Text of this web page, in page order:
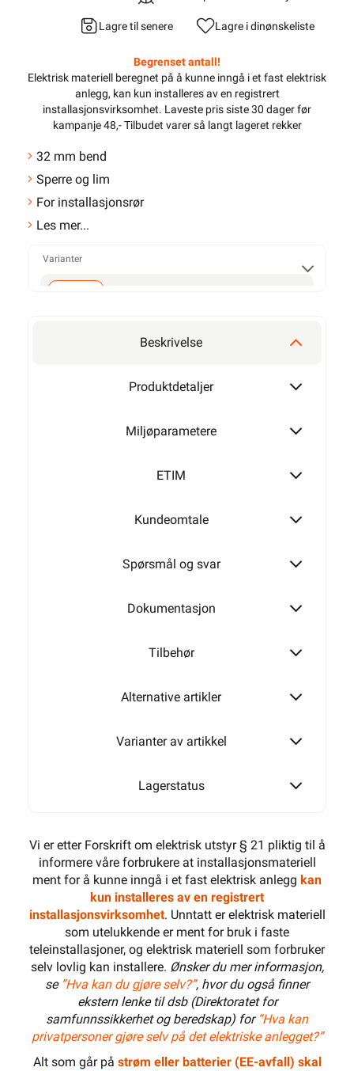
Lagre til senere Lagre i dinønskeliste
Begrenset antall!
Elektrisk materiell beregnet på å kunne inngå i et fast elektrisk
anlegg, kan kun installeres av en registrert
installasjonsvirksomhet. Laveste pris siste 30 dager før
kampanje 48,- Tilbudet varer så langt lageret rekker
32 mm bend
Sperre og lim
For installasjonsrør
Les mer...
Varianter
Beskrivelse
Produktdetaljer
Miljøparametere
ETIM
Kundeomtale
Spørsmål og svar
Dokumentasjon
Tilbehør
Alternative artikler
Varianter av artikkel
Lagerstatus
Vi er etter Forskrift om elektrisk utstyr § 21 pliktig til å
informere våre forbrukere at installasjonsmateriell
ment for å kunne inngå i et fast elektrisk anlegg kan
kun installeres av en registrert
installasjonsvirksomhet. Unntatt er elektrisk materiell
som utelukkende er ment for bruk i faste
teleinstallasjoner, og elektrisk materiell som forbruker
selv lovlig kan installere. Ønsker du mer informasjon,
se ”Hva kan du gjøre selv?”, hvor du også finner
ekstern lenke til dsb (Direktoratet for
samfunnssikkerhet og beredskap) for “Hva kan
privatpersoner gjøre selv på det elektriske anlegget?”
Alt som går på strøm eller batterier (EE-avfall) skal